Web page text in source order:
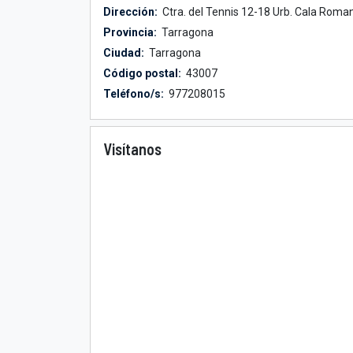
Dirección: Ctra. del Tennis 12-18 Urb. Cala
Provincia: Tarragona
Ciudad: Tarragona
Código postal: 43007
Teléfono/s: 977208015
Visítanos